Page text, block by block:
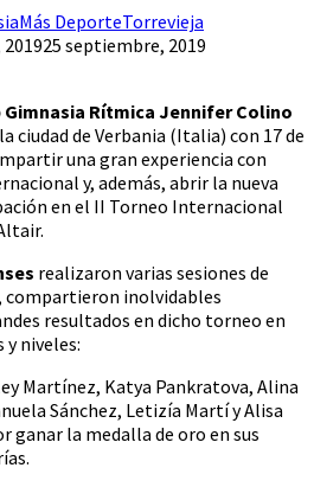
Más DeporteTorrevieja
25 septiembre, 2019
Gimnasia Rítmica Jennifer Colino
ciudad de Verbania (Italia) con 17 de
una gran experiencia con
y, además, abrir la nueva
en el II Torneo Internacional
realizaron varias sesiones de
inolvidables
resultados en dicho torneo en
y niveles:
Martínez, Katya Pankratova, Alina
Sánchez, Letizía Martí y Alisa
ganar la medalla de oro en sus